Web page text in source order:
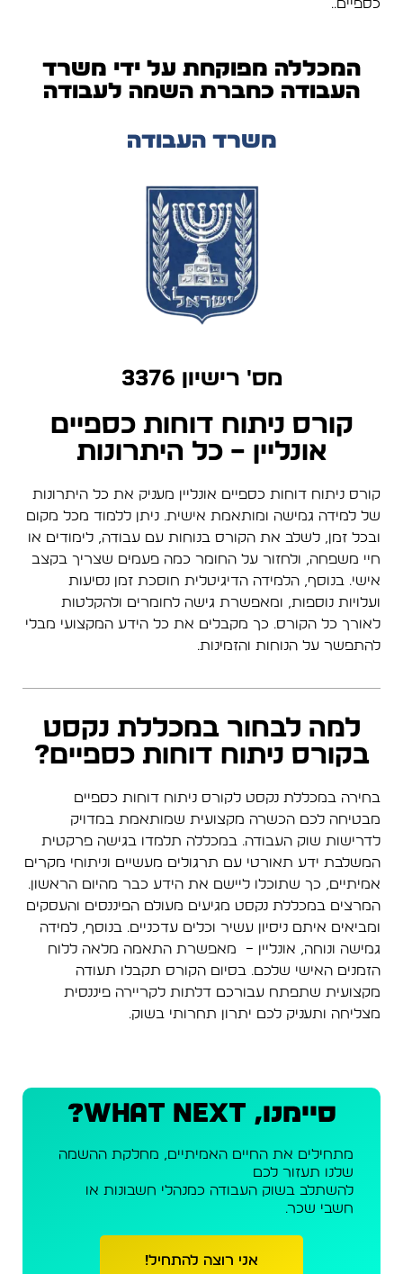
כספיים..
המכללה מפוקחת על ידי משרד
העבודה כחברת השמה לעבודה
משרד העבודה
מס' רישיון 3376
קורס ניתוח דוחות כספיים
אונליין – כל היתרונות
קורס ניתוח דוחות כספיים אונליין מעניק את כל היתרונות
של למידה גמישה ומותאמת אישית. ניתן ללמוד מכל מקום
ובכל זמן, לשלב את הקורס בנוחות עם עבודה, לימודים או
חיי משפחה, ולחזור על החומר כמה פעמים שצריך בקצב
אישי. בנוסף, הלמידה הדיגיטלית חוסכת זמן נסיעות
ועלויות נוספות, ומאפשרת גישה לחומרים ולהקלטות
לאורך כל הקורס. כך מקבלים את כל הידע המקצועי מבלי
להתפשר על הנוחות והזמינות.
למה לבחור במכללת נקסט
בקורס ניתוח דוחות כספיים?
בחירה במכללת נקסט לקורס ניתוח דוחות כספיים
מבטיחה לכם הכשרה מקצועית שמותאמת במדויק
לדרישות שוק העבודה. במכללה תלמדו בגישה פרקטית
המשלבת ידע תאורטי עם תרגולים מעשיים וניתוחי מקרים
אמיתיים, כך שתוכלו ליישם את הידע כבר מהיום הראשון.
המרצים במכללת נקסט מגיעים מעולם הפיננסים והעסקים
ומביאים איתם ניסיון עשיר וכלים עדכניים. בנוסף, למידה
גמישה ונוחה, אונליין – מאפשרת התאמה מלאה ללוח
הזמנים האישי שלכם. בסיום הקורס תקבלו תעודה
מקצועית שתפתח עבורכם דלתות לקריירה פיננסית
מצליחה ותעניק לכם יתרון תחרותי בשוק.
סיימנו, What NEXT?
מתחילים את החיים האמיתיים, מחלקת ההשמה
שלנו תעזור לכם
להשתלב בשוק העבודה כמנהלי חשבונות או
חשבי שכר.
אני רוצה להתחיל!